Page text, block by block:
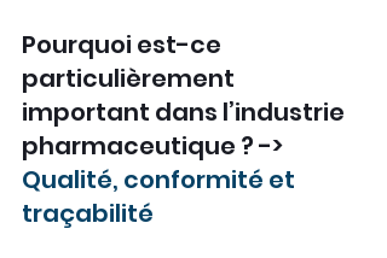
Pourquoi est-ce
particulièrement
important dans l’industrie
pharmaceutique ? ->
Qualité, conformité et
traçabilité